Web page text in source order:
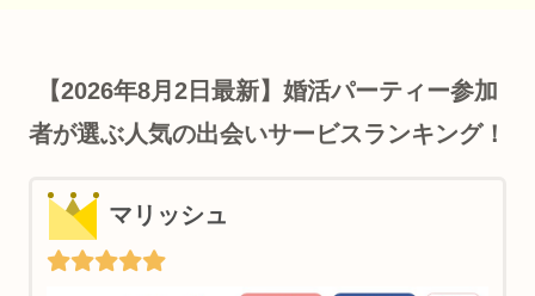
【2026年8月2日最新】婚活パーティー参加
者が選ぶ人気の出会いサービスランキング！
マリッシュ